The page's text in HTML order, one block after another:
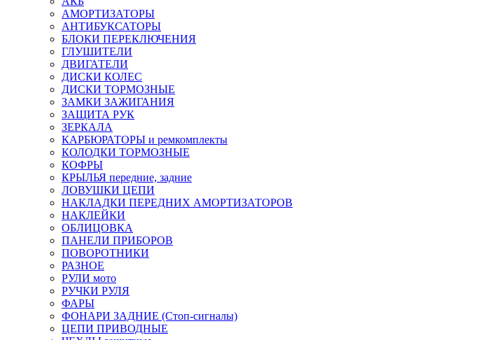
АМОРТИЗАТОРЫ
АНТИБУКСАТОРЫ
БЛОКИ ПЕРЕКЛЮЧЕНИЯ
ГЛУШИТЕЛИ
ДВИГАТЕЛИ
ДИСКИ КОЛЕС
ДИСКИ ТОРМОЗНЫЕ
ЗАМКИ ЗАЖИГАНИЯ
ЗАЩИТА РУК
ЗЕРКАЛА
КАРБЮРАТОРЫ и ремкомплекты
КОЛОДКИ ТОРМОЗНЫЕ
КОФРЫ
КРЫЛЬЯ передние, задние
ЛОВУШКИ ЦЕПИ
НАКЛАДКИ ПЕРЕДНИХ АМОРТИЗАТОРОВ
НАКЛЕЙКИ
ОБЛИЦОВКА
ПАНЕЛИ ПРИБОРОВ
ПОВОРОТНИКИ
РАЗНОЕ
РУЛИ мото
РУЧКИ РУЛЯ
ФАРЫ
ФОНАРИ ЗАДНИЕ (Стоп-сигналы)
ЦЕПИ ПРИВОДНЫЕ